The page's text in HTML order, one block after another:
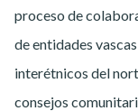
proceso de
de entidades
interétnicos del
consejos